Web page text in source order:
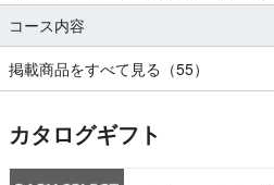
コース内容
掲載商品をすべて見る（55）
カタログギフト